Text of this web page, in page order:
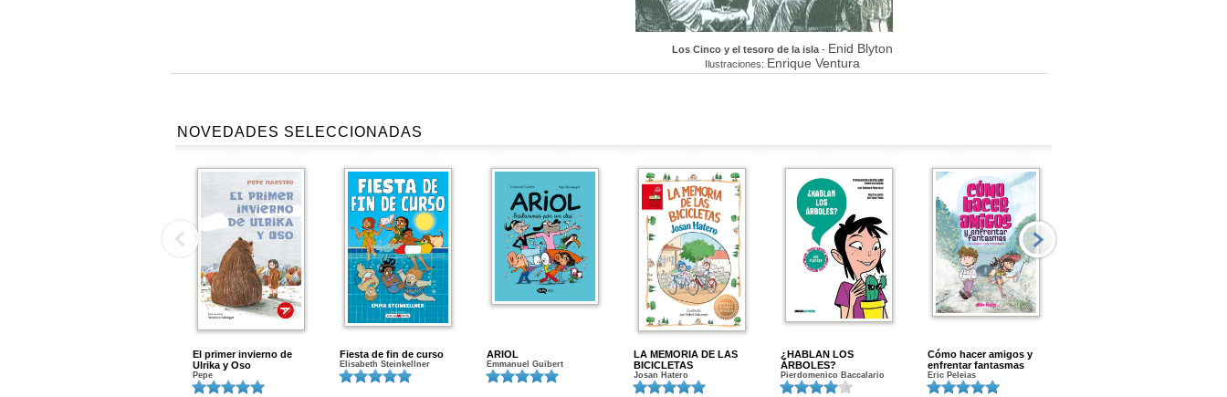
Los Cinco y el tesoro de la isla - Enid Blyton
Ilustraciones: Enrique Ventura
NOVEDADES SELECCIONADAS
El primer invierno de
Ulrika y Oso
Pepe
Fiesta de fin de curso
Elisabeth Steinkellner
ARIOL
Emmanuel Guibert
LA MEMORIA DE LAS
BICICLETAS
Josan Hatero
¿HABLAN LOS
ÁRBOLES?
Pierdomenico Baccalario
Cómo hacer amigos y
enfrentar fantasmas
Eric Peleias